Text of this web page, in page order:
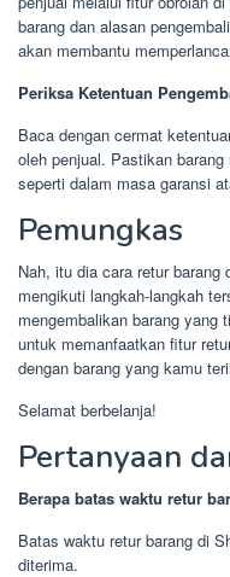
barang dan alasan
akan membantu
Periksa Ketentuan
Baca dengan cermat
oleh penjual. Pastikan
seperti dalam masa garansi
Pemungkas
Nah, itu dia cara retur barang
mengikuti langkah-langkah
mengembalikan barang yang
untuk memanfaatkan fitur
dengan barang yang kamu
Selamat berbelanja!
Pertanyaan
Berapa batas waktu retur
Batas waktu retur barang di
diterima.